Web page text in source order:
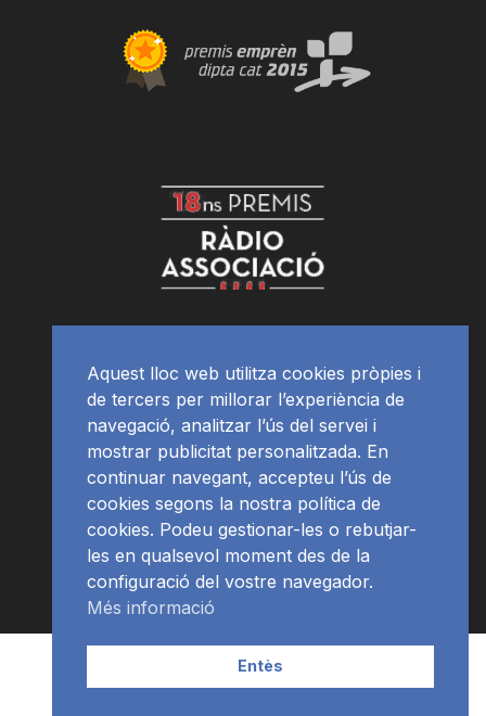
APP Programació
Aquest lloc web utilitza cookies pròpies i
de tercers per millorar l’experiència de
navegació, analitzar l’ús del servei i
mostrar publicitat personalitzada. En
continuar navegant, accepteu l’ús de
cookies segons la nostra política de
cookies. Podeu gestionar-les o rebutjar-
les en qualsevol moment des de la
configuració del vostre navegador.
Més informació
Entès